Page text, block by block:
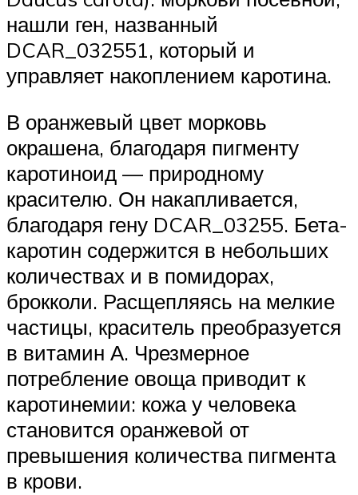
нашли ген, названный
DCAR_032551, который и
управляет накоплением каротина.
В оранжевый цвет морковь
окрашена, благодаря пигменту
каротиноид — природному
красителю. Он накапливается,
благодаря гену DCAR_03255. Бета-
каротин содержится в небольших
количествах и в помидорах,
брокколи. Расщепляясь на мелкие
частицы, краситель преобразуется
в витамин А. Чрезмерное
потребление овоща приводит к
каротинемии: кожа у человека
становится оранжевой от
превышения количества пигмента
в крови.